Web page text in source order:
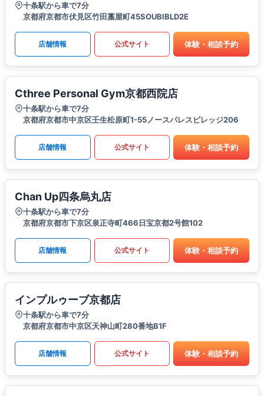
十条駅から車で7分
京都府京都市伏見区竹田藁屋町45SOUBIBLD2E
店舗情報 公式サイト 体験・相談予約
Cthree Personal Gym京都西院店
十条駅から車で7分
京都府京都市中京区壬生松原町1-55ノースパレスビレッジ206
店舗情報 公式サイト 体験・相談予約
Chan Up四条烏丸店
十条駅から車で7分
京都府京都市下京区泉正寺町466日宝京都2号館102
店舗情報 公式サイト 体験・相談予約
インプルゥーブ京都店
十条駅から車で7分
京都府京都市中京区天神山町280番地B1F
店舗情報 公式サイト 体験・相談予約